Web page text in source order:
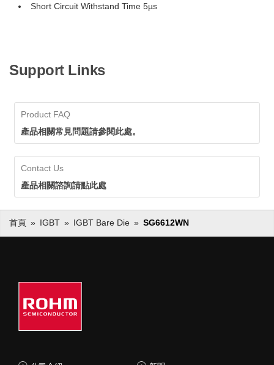
Short Circuit Withstand Time 5µs
Support Links
Product FAQ
產品相關常見問題請參閱此處。
Contact Us
產品相關諮詢請點此處
首頁 IGBT IGBT Bare Die SG6612WN